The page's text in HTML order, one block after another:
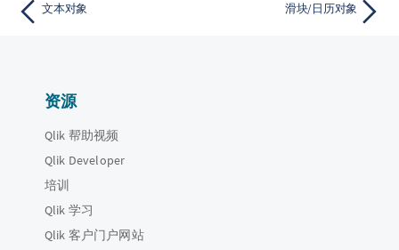
文本对象 滑块/日历对象
资源
Qlik 帮助视频
Qlik Developer
培训
Qlik 学习
Qlik 客户门户网站